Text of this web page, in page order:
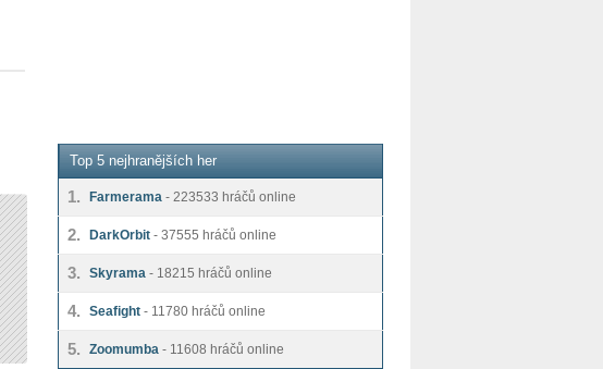
Top 5 nejhranějších her
1. Farmerama - 223533 hráčů online
2. DarkOrbit - 37555 hráčů online
3. Skyrama - 18215 hráčů online
4. Seafight - 11780 hráčů online
5. Zoomumba - 11608 hráčů online